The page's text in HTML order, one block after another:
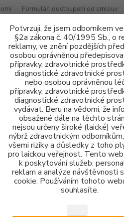
Potvrzuji, že jsem odborníkem
§2a zákona č. 40/1995 Sb., o
reklamy, ve znění pozdějších
osobou oprávněnou
přípravky, zdravotnické
diagnostické zdravotnické
nebo osobou oprávněnou
přípravky, zdravotnické
diagnostické zdravotnické
vydávat. Beru na vědomí, že
obsažené dále na těchto
nejsou určeny široké (laické)
nýbrž zdravotnickým
všemi riziky a důsledky z toho
pro laickou veřejnost. Tento web
k poskytování služeb,
reklam a analýze návštěvnosti
cookie. Používáním tohoto
souhlasíte.
Formulář: odstoupení od smlouv
Hledat
DEZINFEKCE SAVEK BePro
CM 5 l